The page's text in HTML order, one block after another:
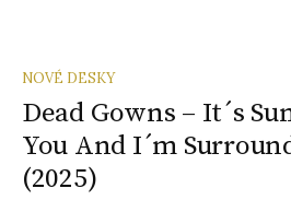
NOVÉ DESKY
Dead Gowns – It´s
You And I´m
(2025)